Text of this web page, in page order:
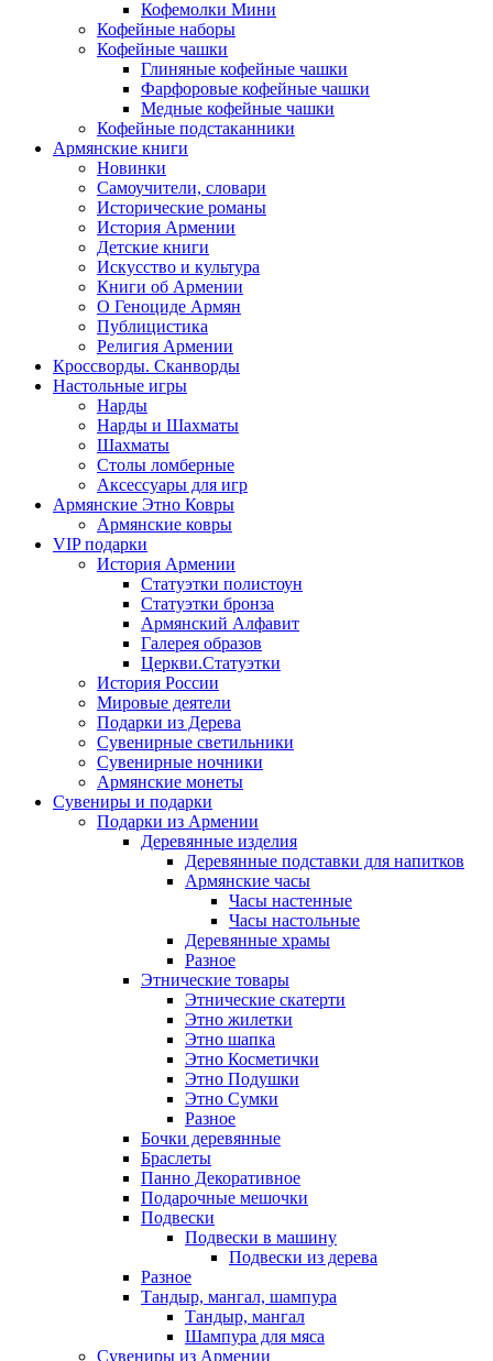
Кофемолки Мини
Кофейные наборы
Кофейные чашки
Глиняные кофейные чашки
Фарфоровые кофейные чашки
Медные кофейные чашки
Кофейные подстаканники
Армянские книги
Новинки
Самоучители, словари
Исторические романы
История Армении
Детские книги
Иcкусство и культура
Книги об Армении
О Геноциде Армян
Публицистика
Религия Армении
Кроссворды. Сканворды
Настольные игры
Нарды
Нарды и Шахматы
Шахматы
Столы ломберные
Аксессуары для игр
Армянские Этно Ковры
Армянские ковры
VIP подарки
История Армении
Статуэтки полистоун
Статуэтки бронза
Армянский Алфавит
Галерея образов
Церкви.Статуэтки
История России
Мировые деятели
Подарки из Дерева
Сувенирные светильники
Сувенирные ночники
Армянские монеты
Сувениры и подарки
Подарки из Армении
Деревянные изделия
Деревянные подставки для напитков
Армянские часы
Часы настенные
Часы настольные
Деревянные храмы
Разное
Этнические товары
Этнические скатерти
Этно жилетки
Этно шапка
Этно Косметички
Этно Подушки
Этно Сумки
Разное
Бочки деревянные
Браслеты
Панно Декоративное
Подарочные мешочки
Подвески
Подвески в машину
Подвески из дерева
Разное
Тандыр, мангал, шампура
Тандыр, мангал
Шампура для мяса
Сувениры из Армении